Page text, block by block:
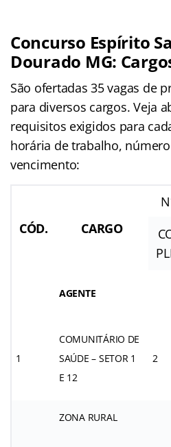
Concurso Espírito
Dourado MG:
São ofertadas 35 vagas de
para diversos cargos. Veja
requisitos exigidos para
horária de trabalho,
vencimento:
CÓD. CARGO
AGENTE
1
COMUNITÁRIO DE
SAÚDE – SETOR 1
E 12
2
ZONA RURAL